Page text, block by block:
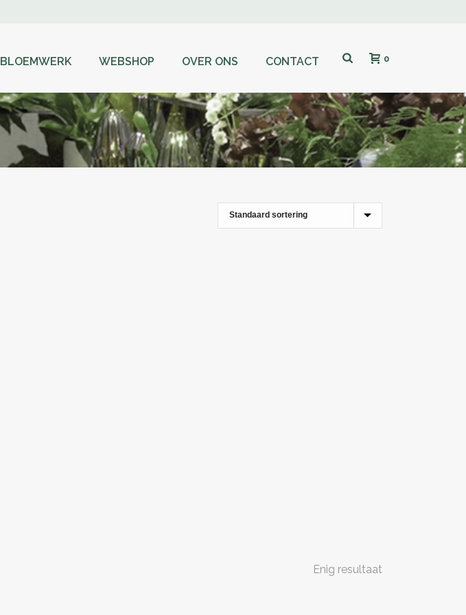
BLOEMWERK WEBSHOP OVER ONS CONTACT 0
Enig resultaat